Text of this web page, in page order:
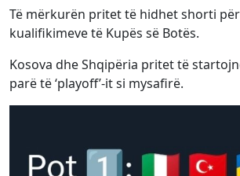
Të mërkurën pritet të hidhet shorti
kualifikimeve të Kupës së Botës.
Kosova dhe Shqipëria pritet të
parë të ‘playoff’-it si mysafirë.